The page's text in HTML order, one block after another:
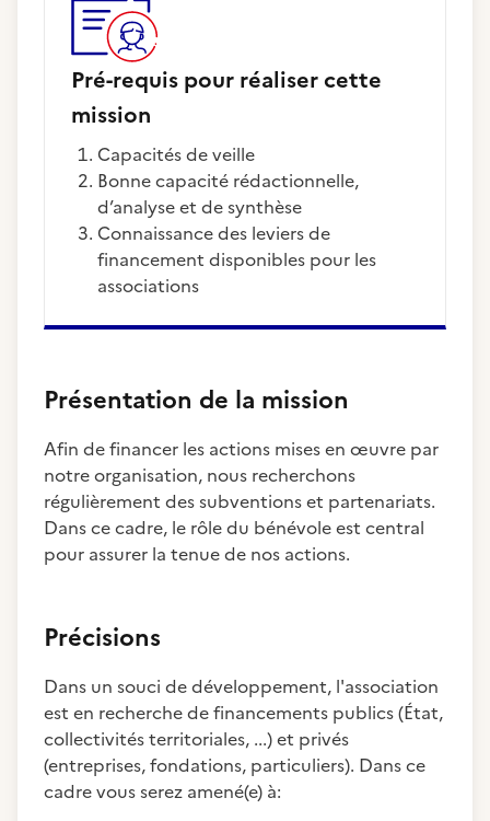
Pré-requis pour réaliser cette
mission
Capacités de veille
Bonne capacité rédactionnelle,
d’analyse et de synthèse
Connaissance des leviers de
financement disponibles pour les
associations
Présentation de la mission
Afin de financer les actions mises en œuvre par
notre organisation, nous recherchons
régulièrement des subventions et partenariats.
Dans ce cadre, le rôle du bénévole est central
pour assurer la tenue de nos actions.
Précisions
Dans un souci de développement, l'association
est en recherche de financements publics (État,
collectivités territoriales, ...) et privés
(entreprises, fondations, particuliers). Dans ce
cadre vous serez amené(e) à: